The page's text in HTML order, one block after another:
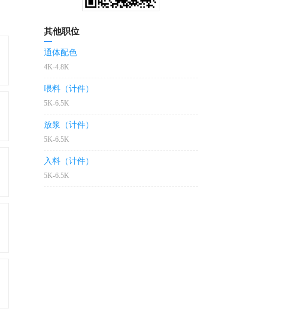
其他职位
通体配色
4K-4.8K
喂料（计件）
5K-6.5K
放浆（计件）
5K-6.5K
入料（计件）
5K-6.5K